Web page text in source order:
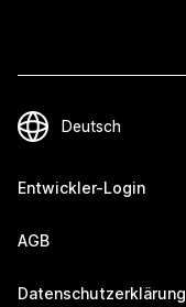
Entwickler-Login
AGB
Datenschutzerklärung